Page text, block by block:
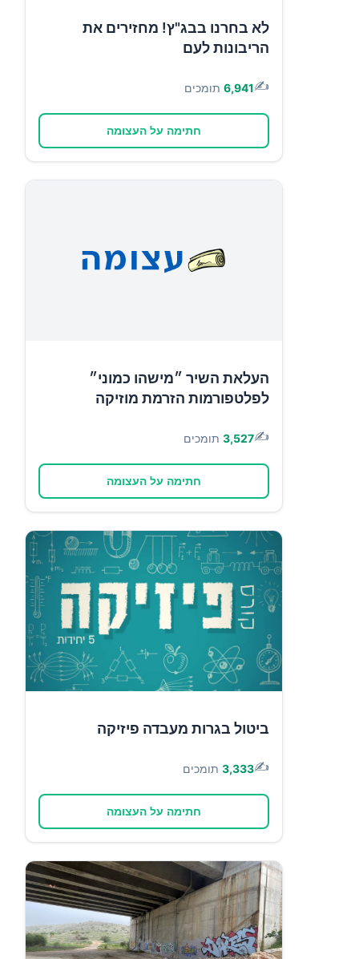
לא בחרנו בבג"ץ! מחזירים את
הריבונות לעם
✍️
6,941 תומכים
חתימה על העצומה
העלאת השיר ״מישהו כמוני״
לפלטפורמות הזרמת מוזיקה
✍️
3,527 תומכים
חתימה על העצומה
ביטול בגרות מעבדה פיזיקה
✍️
3,333 תומכים
חתימה על העצומה